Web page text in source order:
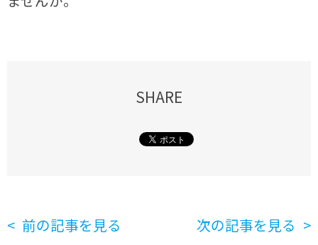
SHARE
前の記事を見る 次の記事を見る